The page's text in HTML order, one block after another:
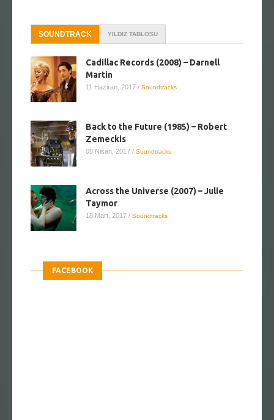
SOUNDTRACK YILDIZ TABLOSU
Cadillac Records (2008) – Darnell
Martin
11 Haziran, 2017 / Soundtracks
Back to the Future (1985) – Robert
Zemeckis
08 Nisan, 2017 / Soundtracks
Across the Universe (2007) – Julie
Taymor
18 Mart, 2017 / Soundtracks
FACEBOOK